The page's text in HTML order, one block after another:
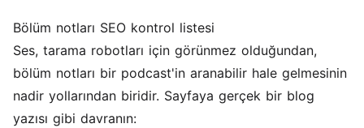
Bölüm notları SEO kontrol listesi
Ses, tarama robotları için görünmez olduğundan,
bölüm notları bir podcast'in aranabilir hale gelmesinin
nadir yollarından biridir. Sayfaya gerçek bir blog
yazısı gibi davranın: